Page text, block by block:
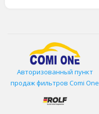
Авторизованный пункт
продаж фильтров Comi One